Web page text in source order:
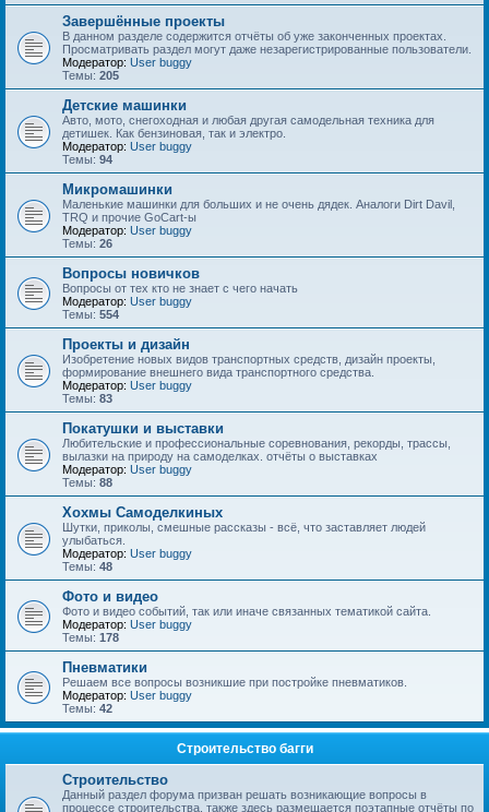
Завершённые проекты
В данном разделе содержится отчёты об уже законченных проектах.
Просматривать раздел могут даже незарегистрированные пользователи.
Модератор: User buggy
Темы: 205
Детские машинки
Авто, мото, снегоходная и любая другая самодельная техника для
детишек. Как бензиновая, так и электро.
Модератор: User buggy
Темы: 94
Микромашинки
Маленькие машинки для больших и не очень дядек. Аналоги Dirt Davil,
TRQ и прочие GoCart-ы
Модератор: User buggy
Темы: 26
Вопросы новичков
Вопросы от тех кто не знает с чего начать
Модератор: User buggy
Темы: 554
Проекты и дизайн
Изобретение новых видов транспортных средств, дизайн проекты,
формирование внешнего вида транспортного средства.
Модератор: User buggy
Темы: 83
Покатушки и выставки
Любительские и профессиональные соревнования, рекорды, трассы,
вылазки на природу на самоделках. отчёты о выставках
Модератор: User buggy
Темы: 88
Хохмы Самоделкиных
Шутки, приколы, смешные рассказы - всё, что заставляет людей
улыбаться.
Модератор: User buggy
Темы: 48
Фото и видео
Фото и видео событий, так или иначе связанных тематикой сайта.
Модератор: User buggy
Темы: 178
Пневматики
Решаем все вопросы возникшие при постройке пневматиков.
Модератор: User buggy
Темы: 42
Строительство багги
Строительство
Данный раздел форума призван решать возникающие вопросы в
процессе строительства, также здесь размещается поэтапные отчёты по